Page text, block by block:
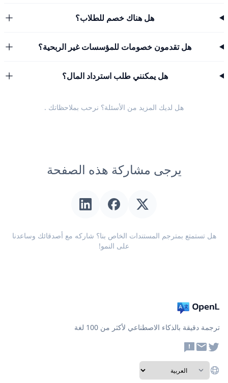
هل هناك خصم للطلاب؟
هل تقدمون خصومات للمؤسسات غير الربحية؟
هل يمكنني طلب استرداد المال؟
هل لديك المزيد من الأسئلة؟ نرحب بملاحظاتك .
يرجى مشاركة هذه الصفحة
هل تستمتع بمترجم المستندات الخاص بنا؟ شاركه مع أصدقائك وساعدنا
على النمو!
ترجمة دقيقة بالذكاء الاصطناعي لأكثر من 100 لغة